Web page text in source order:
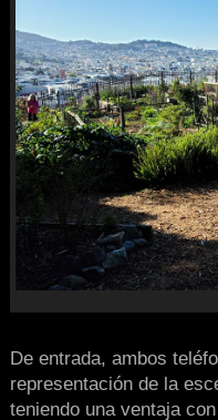
De entrada, ambos
representación de la
teniendo una ventaja